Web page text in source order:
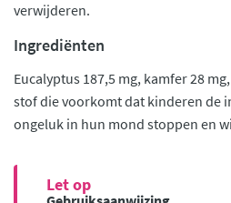
verwijderen.
Ingrediënten
Eucalyptus 187,5 mg, kamfer 28
stof die voorkomt dat kinderen de
ongeluk in hun mond stoppen en
Let op